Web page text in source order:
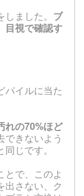
ました。 ブ
目視で確認す
パイルに当た
れの70%ほど
できないよう
じです。
とで、このよ
出さない、ク